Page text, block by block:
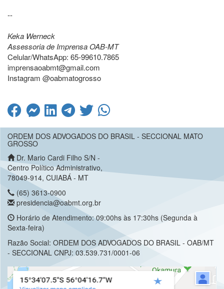
--
Keka Werneck
Assessoria de Imprensa OAB-MT
Celular/WhatsApp: 65-99610.7865
imprensaoabmt@gmail.com
Instagram @oabmatogrosso
ORDEM DOS ADVOGADOS DO BRASIL - SECCIONAL MATO
GROSSO
Dr. Mario Cardi Filho S/N -
Centro Político Administrativo,
78049-914, CUIABÁ - MT
(65) 3613-0900
presidencia@oabmt.org.br
Horário de Atendimento: 09:00hs às 17:30hs (Segunda à
Sexta-feira)
Razão Social: ORDEM DOS ADVOGADOS DO BRASIL - OAB/MT
- SECCIONAL CNPJ: 03.539.731/0001-06